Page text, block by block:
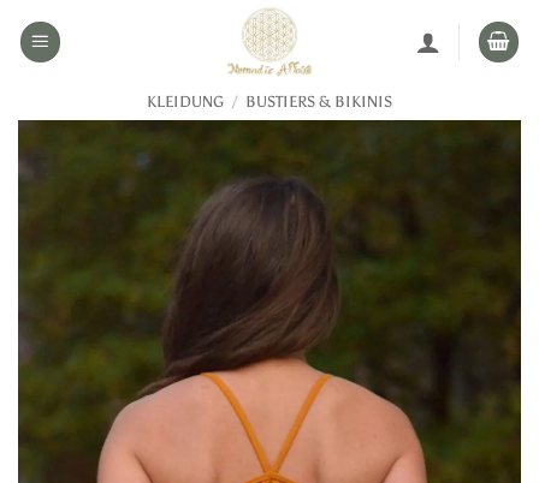
Inhalt
KLEIDUNG / BUSTIERS & BIKINIS